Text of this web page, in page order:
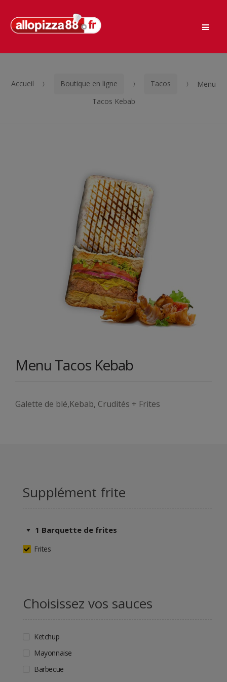
Passer
Aller
Accueil Boutique en ligne Tacos
Menu
Tacos Kebab
Menu Tacos Kebab
Galette de blé,Kebab, Crudités + Frites
Supplément frite
1 Barquette de frites
Frites
Choisissez vos sauces
Ketchup
Mayonnaise
Barbecue